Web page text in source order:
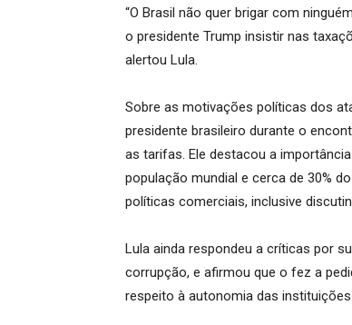
“O Brasil não quer brigar com
o presidente Trump insistir nas
alertou Lula.
Sobre as motivações políticas dos
presidente brasileiro durante o
as tarifas. Ele destacou a
população mundial e cerca de 30%
políticas comerciais, inclusive
Lula ainda respondeu a críticas por
corrupção, e afirmou que o fez a
respeito à autonomia das